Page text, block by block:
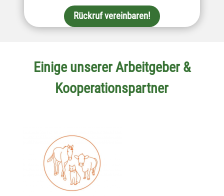
Einige unserer Arbeitgeber &
Kooperationspartner